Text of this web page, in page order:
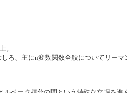
。
ろ、主にn変数関数全般についてリーマ